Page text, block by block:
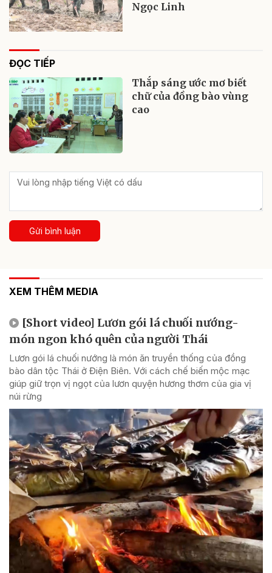
Ngọc Linh
ĐỌC TIẾP
Thắp sáng ước mơ biết
chữ của đồng bào vùng
cao
Gửi bình luận
XEM THÊM MEDIA
[Short video] Lươn gói lá chuối nướng-
món ngon khó quên của người Thái
Lươn gói lá chuối nướng là món ăn truyền thống của đồng
bào dân tộc Thái ở Điện Biên. Với cách chế biến mộc mạc
giúp giữ trọn vị ngọt của lươn quyện hương thơm của gia vị
núi rừng